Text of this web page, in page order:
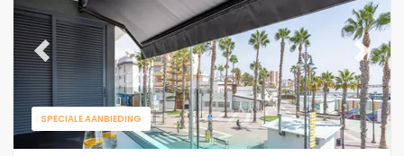
SPECIALE AANBIEDING
Previous Next